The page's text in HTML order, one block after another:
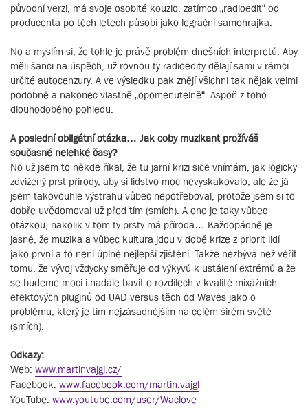
původní verzi, má svoje osobité kouzlo, zatímco „radioedit“ od
producenta po těch letech působí jako legrační samohrajka.
No a myslím si, že tohle je právě problém dnešních interpretů. Aby
měli šanci na úspěch, už rovnou ty radioedity dělají sami v rámci
určité autocenzury. A ve výsledku pak znějí všichni tak nějak velmi
podobně a nakonec vlastně „opomenutelně“. Aspoň z toho
dlouhodobého pohledu.
A poslední obligátní otázka… Jak coby muzikant prožíváš
současné nelehké časy?
No už jsem to někde říkal, že tu jarní krizi sice vnímám, jak logicky
zdvižený prst přírody, aby si lidstvo moc nevyskakovalo, ale že já
jsem takovouhle výstrahu vůbec nepotřeboval, protože jsem si to
dobře uvědomoval už před tím (smích). A ono je taky vůbec
otázkou, nakolik v tom ty prsty má příroda… Každopádně je
jasné, že muzika a vůbec kultura jdou v době krize z priorit lidí
jako první a to není úplně nejlepší zjištění. Takže nezbývá než věřit
tomu, že vývoj vždycky směřuje od výkyvů k ustálení extrémů a že
se budeme moci i nadále bavit o rozdílech v kvalitě mixážních
efektových pluginů od UAD versus těch od Waves jako o
problému, který je tím nejzásadnějším na celém širém světě
(smích).
Odkazy:
Web: www.martinvajgl.cz/
Facebook: www.facebook.com/martin.vajgl
YouTube: www.youtube.com/user/Waclove